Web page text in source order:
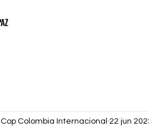
Cop Colombia Internacional 22 jun